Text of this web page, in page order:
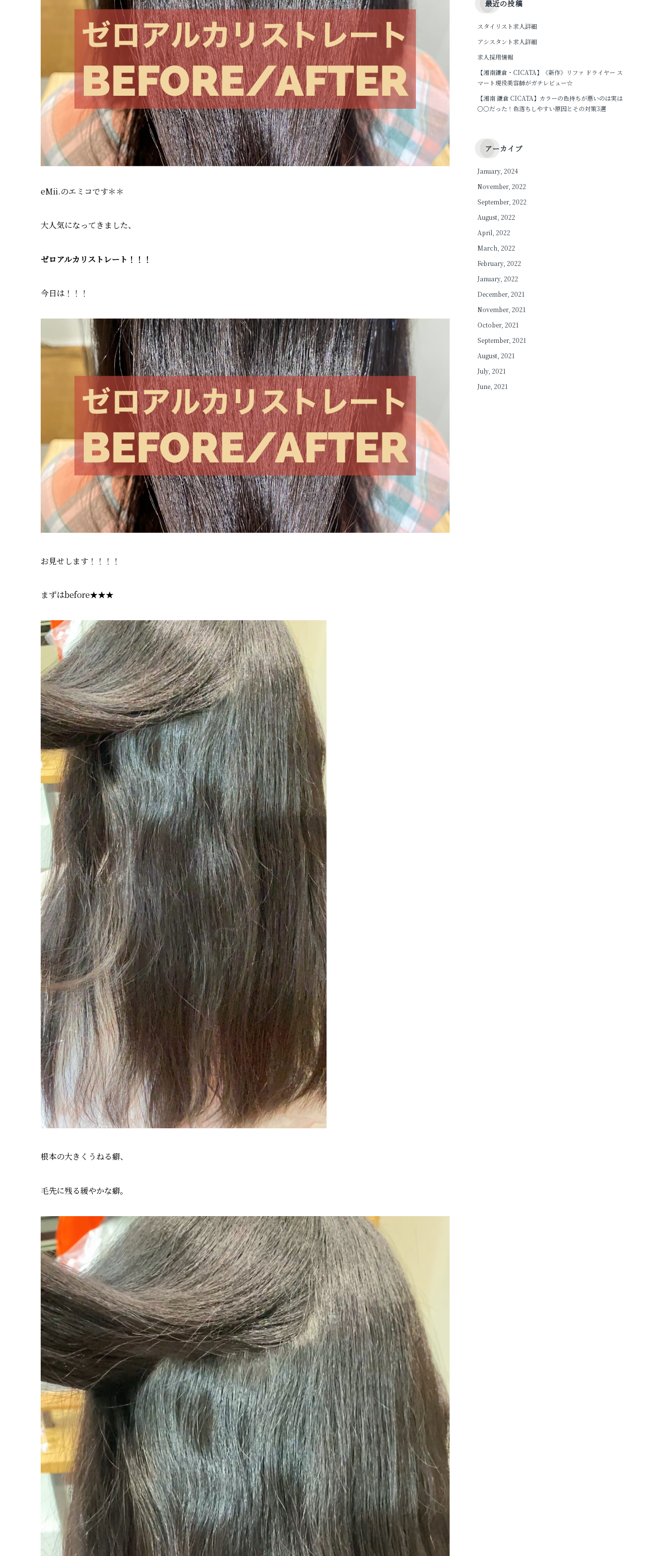
eMii.のエミコです＊＊
大人気になってきました、
ゼロアルカリストレート！！！
今日は！！！
お見せします！！！！
まずはbefore★★★
根本の大きくうねる癖、
毛先に残る緩やかな癖。
最近の投稿
スタイリスト求人詳細
アシスタント求人詳細
求人採用情報
【湘南鎌倉・CICATA】《新作》リファ ドライヤー ス
マート現役美容師がガチレビュー☆
【湘南 鎌倉 CICATA】カラーの色持ちが悪いのは実は
〇〇だった！色落ちしやすい原因とその対策3選
アーカイブ
January, 2024
November, 2022
September, 2022
August, 2022
April, 2022
March, 2022
February, 2022
January, 2022
December, 2021
November, 2021
October, 2021
September, 2021
August, 2021
July, 2021
June, 2021